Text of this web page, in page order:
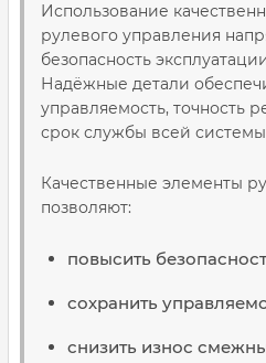
Использование
рулевого управления
безопасность
Надёжные детали
управляемость, точность
срок службы всей
Качественные элементы
позволяют:
повысить
сохранить
снизить износ